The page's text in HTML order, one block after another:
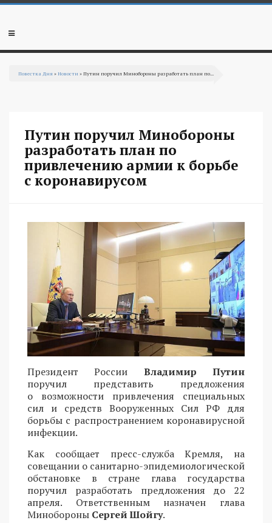
Перейти к основному содержанию
Мобильное
Повестка Дня »Новости » Путин поручил Минобороны разработать план по...
Путин поручил Минобороны
разработать план по
привлечению армии к борьбе
с коронавирусом
Президент России Владимир Путин
поручил представить предложения
о возможности привлечения специальных
сил и средств Вооруженных Сил РФ для
борьбы с распространением коронавирусной
инфекции.
Как сообщает пресс-служба Кремля, на
совещании о санитарно-эпидемиологической
обстановке в стране глава государства
поручил разработать предложения до 22
апреля. Ответственным назначен глава
Минобороны Сергей Шойгу.